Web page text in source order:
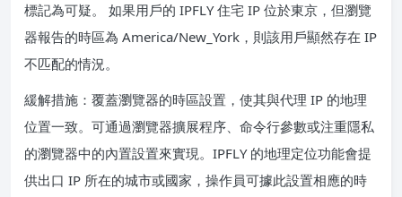
標記為可疑。 如果用戶的 IPFLY 住宅 IP 位於東京，但瀏覽
器報告的時區為 America/New_York，則該用戶顯然存在 IP
不匹配的情況。
緩解措施：覆蓋瀏覽器的時區設置，使其與代理 IP 的地理
位置一致。可通過瀏覽器擴展程序、命令行參數或注重隱私
的瀏覽器中的內置設置來實現。IPFLY 的地理定位功能會提
供出口 IP 所在的城市或國家，操作員可據此設置相應的時